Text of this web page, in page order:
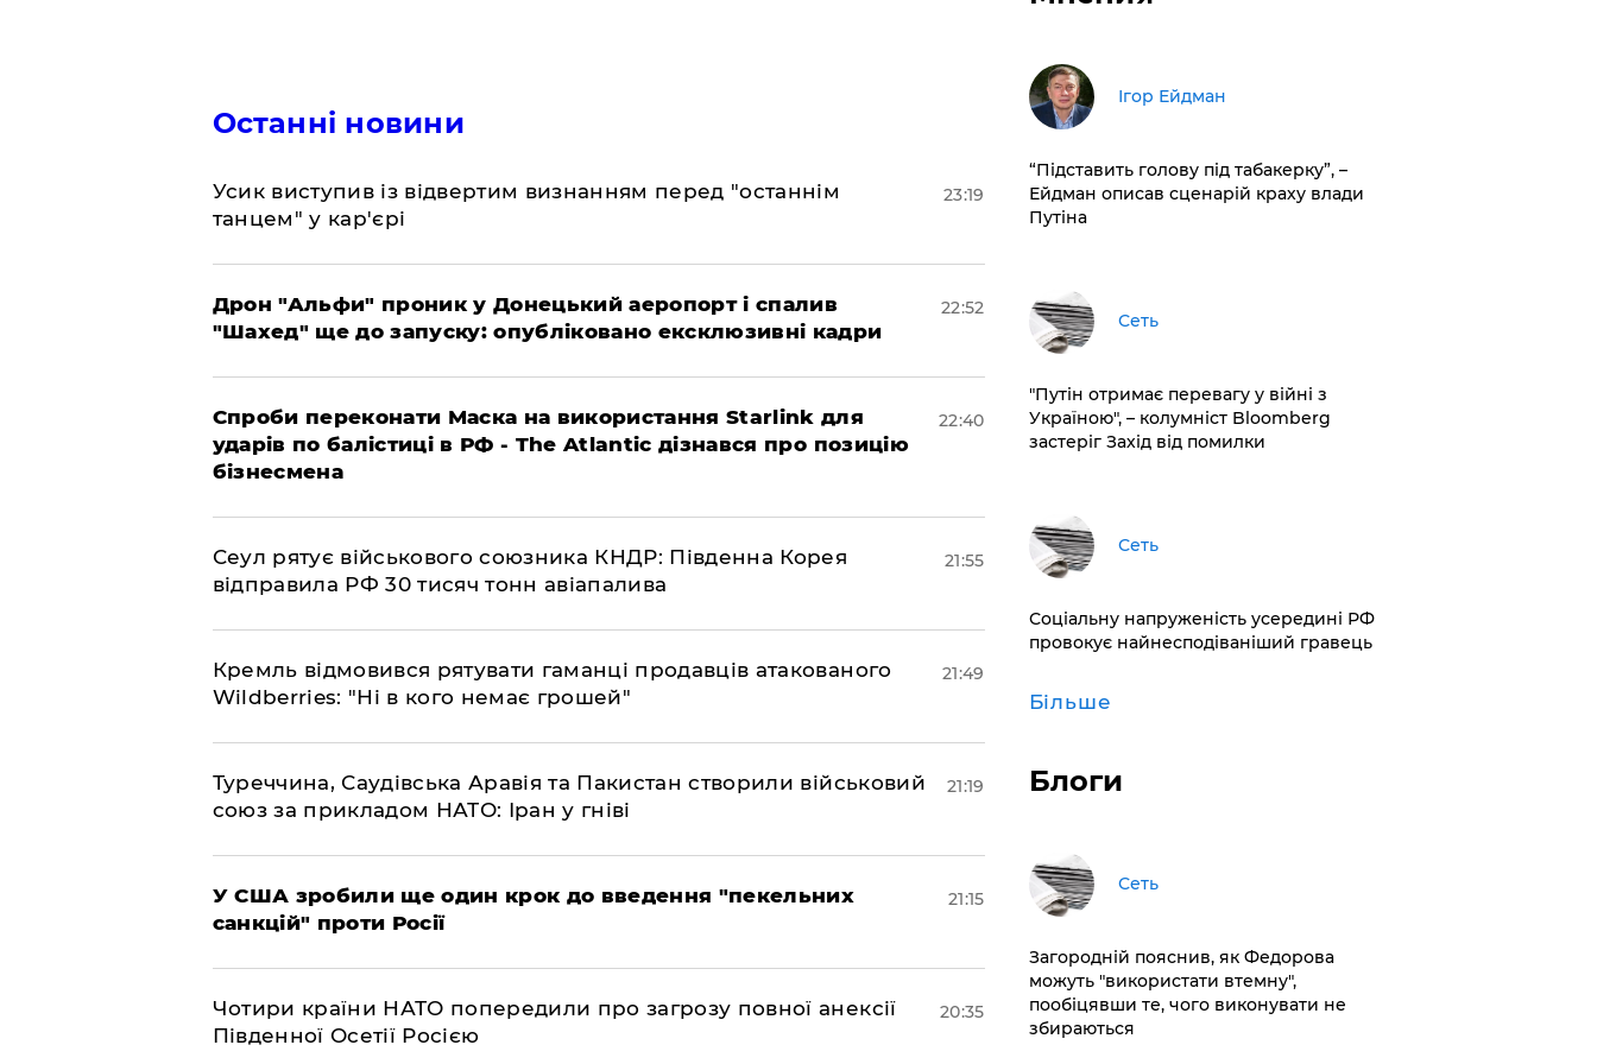
Останні новини
​Усик виступив із відвертим визнанням перед "останнім
танцем" у кар'єрі
23:19
​Дрон "Альфи" проник у Донецький аеропорт і спалив
"Шахед" ще до запуску: опубліковано ексклюзивні кадри
22:52
​Спроби переконати Маска на використання Starlink для
ударів по балістиці в РФ - The Atlantic дізнався про позицію
бізнесмена
22:40
​Сеул рятує військового союзника КНДР: Південна Корея
відправила РФ 30 тисяч тонн авіапалива
21:55
​Кремль відмовився рятувати гаманці продавців атакованого
Wildberries: "Ні в кого немає грошей"
21:49
​Туреччина, Саудівська Аравія та Пакистан створили військовий
союз за прикладом НАТО: Іран у гніві
21:19
​У США зробили ще один крок до введення "пекельних
санкцій" проти Росії
21:15
​Чотири країни НАТО попередили про загрозу повної анексії
Південної Осетії Росією
20:35
Ігор Ейдман
​“Підставить голову під табакерку”, –
Ейдман описав сценарій краху влади
Путіна
Сеть
"Путін отримає перевагу у війні з
Україною", – колумніст Bloomberg
застеріг Захід від помилки
Сеть
Соціальну напруженість усередині РФ
провокує найнесподіваніший гравець
Більше
Блоги
Сеть
Загородній пояснив, як Федорова
можуть "використати втемну",
пообіцявши те, чого виконувати не
збираються